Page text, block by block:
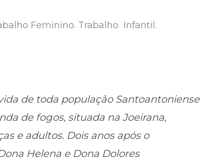
Feminino. Trabalho Infantil.
de toda população Santoantoniense
de fogos, situada na Joeirana,
e adultos. Dois anos após o
Helena e Dona Dolores